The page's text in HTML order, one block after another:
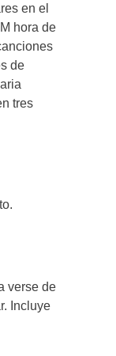
en el
hora de
de
tres
verse de
Incluye